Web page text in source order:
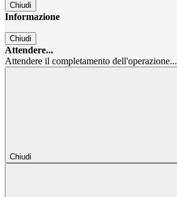
Chiudi
Informazione
Chiudi
Attendere...
Attendere il completamento dell'operazione...
Chiudi